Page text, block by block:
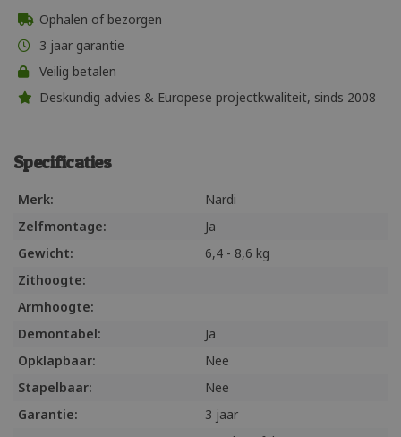
Ophalen of bezorgen
3 jaar garantie
Veilig betalen
Deskundig advies & Europese projectkwaliteit, sinds 2008
Specificaties
Merk:
Nardi
Zelfmontage:
Ja
Gewicht:
6,4 - 8,6 kg
Zithoogte:
Armhoogte:
Demontabel:
Ja
Opklapbaar:
Nee
Stapelbaar:
Nee
Garantie:
3 jaar